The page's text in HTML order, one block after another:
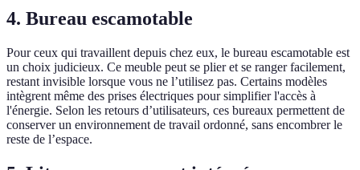
4. Bureau escamotable
Pour ceux qui travaillent depuis chez eux, le bureau escamotable est
un choix judicieux. Ce meuble peut se plier et se ranger facilement,
restant invisible lorsque vous ne l’utilisez pas. Certains modèles
intègrent même des prises électriques pour simplifier l'accès à
l'énergie. Selon les retours d’utilisateurs, ces bureaux permettent de
conserver un environnement de travail ordonné, sans encombrer le
reste de l’espace.